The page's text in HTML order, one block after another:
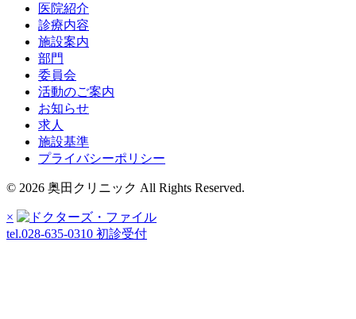
医院紹介
診療内容
施設案内
部門
委員会
活動のご案内
お知らせ
求人
施設基準
プライバシーポリシー
© 2026 奥田クリニック All Rights Reserved.
×
tel.028-635-0310 初診受付